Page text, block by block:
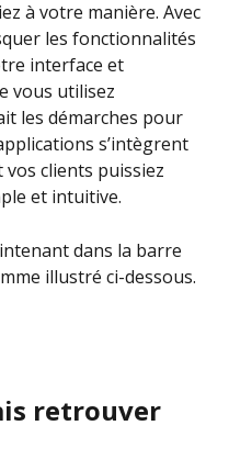
à votre manière. Avec
les fonctionnalités
interface et
vous utilisez
les démarches pour
s’intègrent
clients puissiez
et intuitive.
dans la barre
illustré ci-dessous.
retrouver